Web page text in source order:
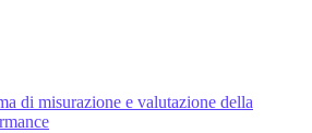
di misurazione e valutazione della